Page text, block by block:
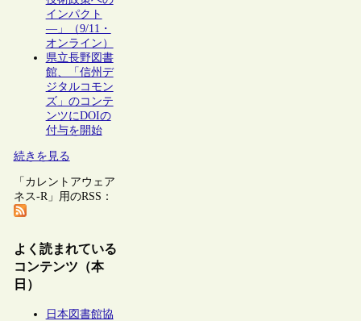
インパクト
―」（9/11・
オンライン）
県立長野図書
館、「信州デ
ジタルコモン
ズ」のコンテ
ンツにDOIの
付与を開始
続きを見る
「カレントアウェア
ネス-R」用のRSS：
よく読まれている
コンテンツ（本
日）
日本図書館協